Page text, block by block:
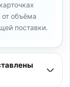
от объёма
поставки.